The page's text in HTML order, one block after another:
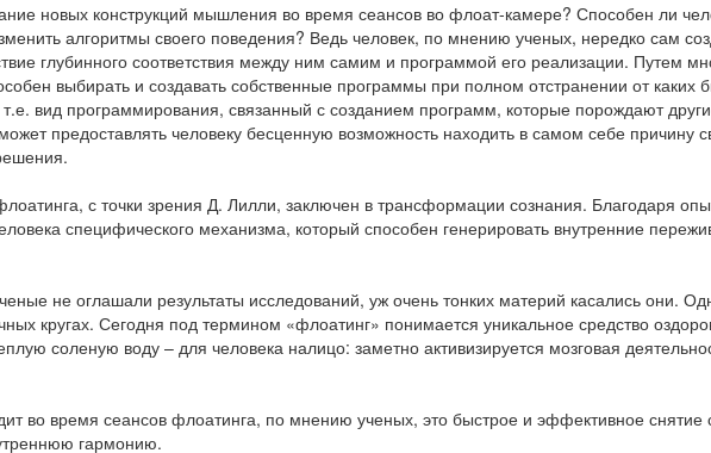
новых конструкций мышления во время сеансов во флоат-камере? Способен ли
алгоритмы своего поведения? Ведь человек, по мнению ученых, нередко сам
глубинного соответствия между ним самим и программой его реализации. Путем
выбирать и создавать собственные программы при полном отстранении от
вид программирования, связанный с созданием программ, которые порождают
предоставлять человеку бесценную возможность находить в самом себе причину
с точки зрения Д. Лилли, заключен в трансформации сознания. Благодаря
специфического механизма, который способен генерировать внутренние
не оглашали результаты исследований, уж очень тонких материй касались они.
кругах. Сегодня под термином «флоатинг» понимается уникальное средство
соленую воду – для человека налицо: заметно активизируется мозговая
во время сеансов флоатинга, по мнению ученых, это быстрое и эффективное снятие
гармонию.